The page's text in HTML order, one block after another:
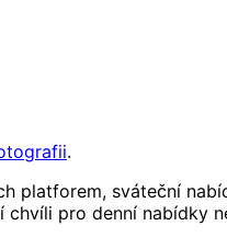
.
sváteční
chvíli pro denní nabídky